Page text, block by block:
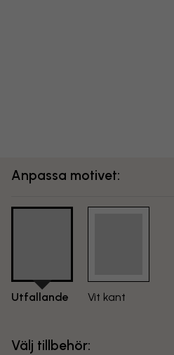
Anpassa motivet:
Utfallande Vit kant
Välj tillbehör: